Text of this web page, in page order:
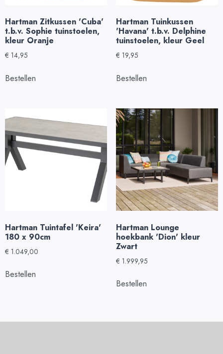
Hartman Zitkussen 'Cuba'
t.b.v. Sophie tuinstoelen,
kleur Oranje
€ 14,95
Bestellen
Hartman Tuinkussen
'Havana' t.b.v. Delphine
tuinstoelen, kleur Geel
€ 19,95
Bestellen
Hartman Tuintafel 'Keira'
180 x 90cm
€ 1.049,00
Bestellen
Hartman Lounge
hoekbank 'Dion' kleur
Zwart
€ 1.999,95
Bestellen